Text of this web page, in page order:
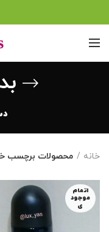
خانه محصولات برچسب
اتمام
موجود
ی